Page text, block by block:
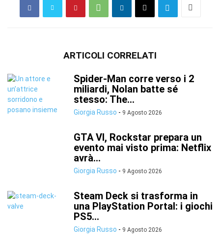
ARTICOLI CORRELATI
Spider-Man corre verso i 2
miliardi, Nolan batte sé
stesso: The...
Giorgia Russo - 9 Agosto 2026
GTA VI, Rockstar prepara un
evento mai visto prima: Netflix
avrà...
Giorgia Russo - 9 Agosto 2026
Steam Deck si trasforma in
una PlayStation Portal: i giochi
PS5...
Giorgia Russo - 9 Agosto 2026